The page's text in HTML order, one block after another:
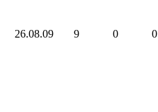
26.08.09 9 0 0